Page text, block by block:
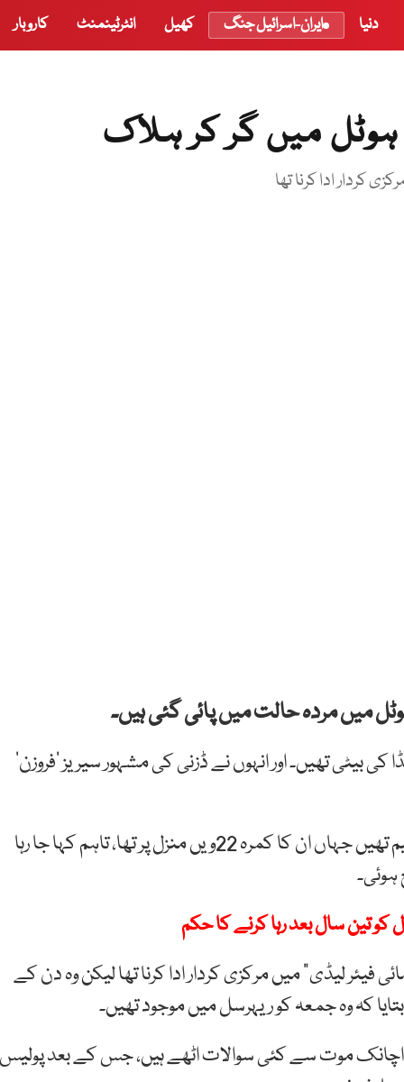
دنیا ایران-اسرائیل جنگ کھیل انٹرٹینمنٹ کاروبار
ہوٹل میں گر کر ہلاک
کردار ادا کرنا تھا
میں مردہ حالت میں پائی گئی ہیں۔
کی بیٹی تھیں۔ اور انہوں نے ڈزنی کی مشہور سیریز ‘فروزن’
رپورٹ کے مطابق گلوکارہ شہر ساپورو کے ہوٹل میں مقیم تھیں جہاں ان کا کمرہ 22ویں منزل پر تھا، تاہم کہا جا رہا
تین سال بعد رہا کرنے کا حکم
فیئر لیڈی” میں مرکزی کردار ادا کرنا تھا لیکن وہ دن کے
کہ وہ جمعہ کو ریہرسل میں موجود تھیں۔
کی اچانک موت سے کئی سوالات اٹھے ہیں، جس کے بعد پولیس